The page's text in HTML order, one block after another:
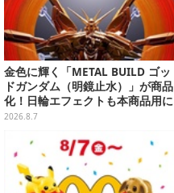
金色に輝く「METAL BUILD ゴッ
ドガンダム（明鏡止水）」が商品
化！日輪エフェクトも本商品用に
刷新した豪華仕様
2026.8.7